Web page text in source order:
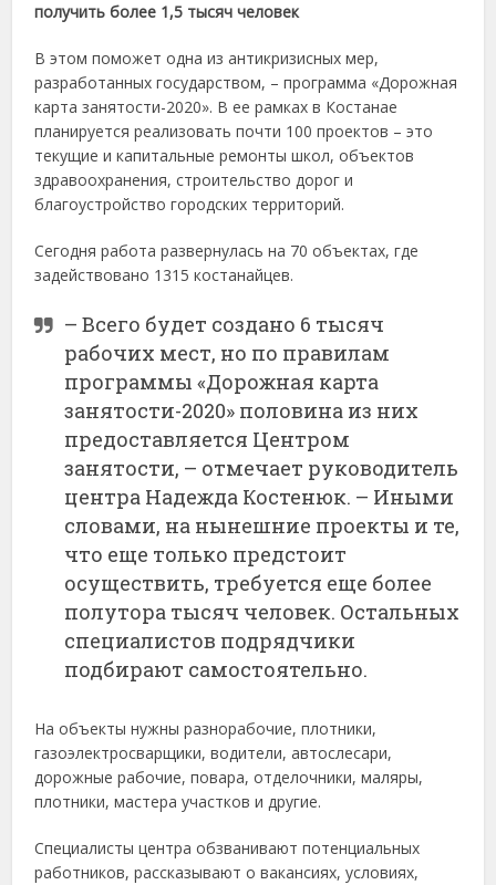
получить более 1,5 тысяч человек
В этом поможет одна из антикризисных мер,
разработанных государством, – программа «Дорожная
карта занятости-2020». В ее рамках в Костанае
планируется реализовать почти 100 проектов – это
текущие и капитальные ремонты школ, объектов
здравоохранения, строительство дорог и
благоустройство городских территорий.
Сегодня работа развернулась на 70 объектах, где
задействовано 1315 костанайцев.
– Всего будет создано 6 тысяч
рабочих мест, но по правилам
программы «Дорожная карта
занятости-2020» половина из них
предоставляется Центром
занятости, – отмечает руководитель
центра Надежда Костенюк. – Иными
словами, на нынешние проекты и те,
что еще только предстоит
осуществить, требуется еще более
полутора тысяч человек. Остальных
специалистов подрядчики
подбирают самостоятельно.
На объекты нужны разнорабочие, плотники,
газоэлектросварщики, водители, автослесари,
дорожные рабочие, повара, отделочники, маляры,
плотники, мастера участков и другие.
Специалисты центра обзванивают потенциальных
работников, рассказывают о вакансиях, условиях,